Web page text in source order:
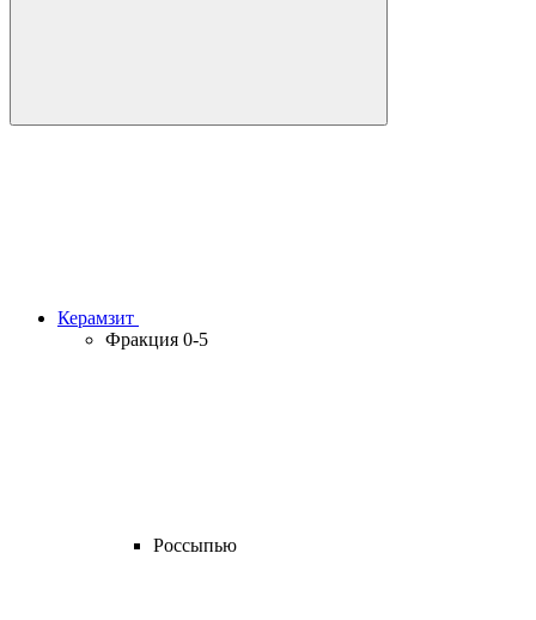
Керамзит
Фракция 0-5
Россыпью